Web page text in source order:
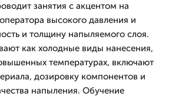
занятия с акцентом на
высокого давления и
и толщину напыляемого слоя.
как холодные виды нанесения,
температурах, включают
дозировку компонентов и
напыления. Обучение